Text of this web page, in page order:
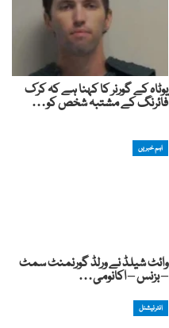
یوٹاہ کے گورنر کا کہنا ہے کہ کرک
فائرنگ کے مشتبہ شخص کو…
اہم خبریں
وائٹ شیلڈ نے ورلڈ گورنمنٹ سمٹ
– بزنس – اکانومی…
انٹرنیشنل